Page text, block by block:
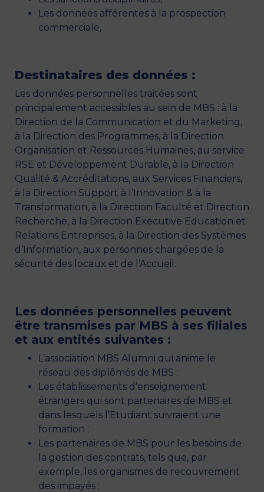
Les données afférentes à la prospection
commerciale,
Destinataires des données :
Les données personnelles traitées sont
principalement accessibles au sein de MBS : à la
Direction de la Communication et du Marketing,
à la Direction des Programmes, à la Direction
Organisation et Ressources Humaines, au service
RSE et Développement Durable, à la Direction
Qualité & Accréditations, aux Services Financiers,
à la Direction Support à l’Innovation & à la
Transformation, à la Direction Faculté et Direction
Recherche, à la Direction Executive Education et
Relations Entreprises, à la Direction des Systèmes
d’Information, aux personnes chargées de la
sécurité des locaux et de l’Accueil.
Les données personnelles peuvent
être transmises par MBS à ses filiales
et aux entités suivantes :
L’association MBS Alumni qui anime le
réseau des diplômés de MBS ;
Les établissements d’enseignement
étrangers qui sont partenaires de MBS et
dans lesquels l’Etudiant suivraient une
formation ;
Les partenaires de MBS pour les besoins de
la gestion des contrats, tels que, par
exemple, les organismes de recouvrement
des impayés ;